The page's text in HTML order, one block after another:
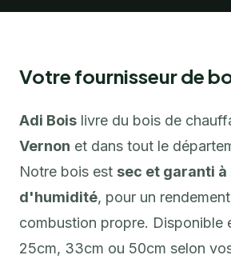
Votre fournisseur de
Adi Bois livre du bois de
Vernon et dans tout le
Notre bois est sec et garanti à
d'humidité, pour un
combustion propre. Disponible
25cm, 33cm ou 50cm selon